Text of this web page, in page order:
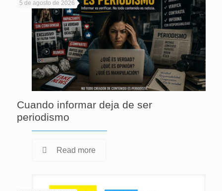
5 de agosto de 2026
Cuando informar deja de ser
periodismo
Read more